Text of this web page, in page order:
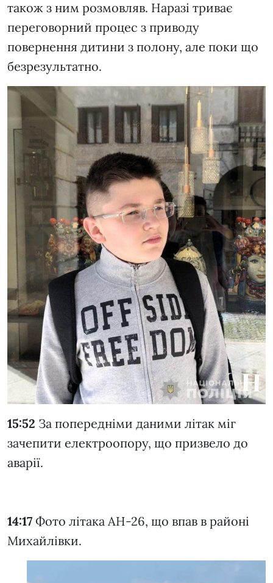
також з ним розмовляв. Наразі триває
переговорний процес з приводу
повернення дитини з полону, але поки що
безрезультатно.
15:52 За попередніми даними літак міг
зачепити електроопору, що призвело до
аварії.
14:17 Фото літака АН-26, що впав в районі
Михайлівки.